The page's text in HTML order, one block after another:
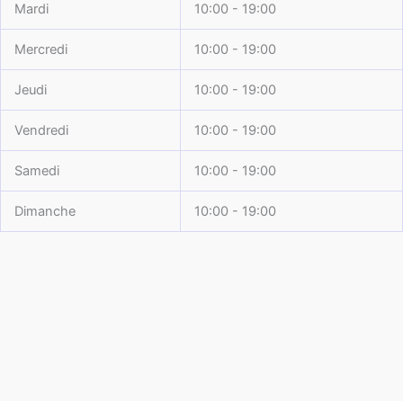
Mardi 10:00 - 19:00
Mercredi 10:00 - 19:00
Jeudi 10:00 - 19:00
Vendredi 10:00 - 19:00
Samedi 10:00 - 19:00
Dimanche 10:00 - 19:00